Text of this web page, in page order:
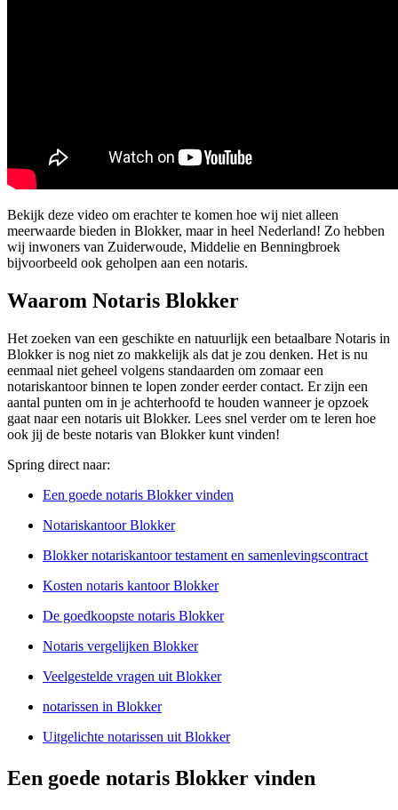
Bekijk deze video om erachter te komen hoe wij niet alleen
meerwaarde bieden in Blokker, maar in heel Nederland! Zo hebben
wij inwoners van Zuiderwoude, Middelie en Benningbroek
bijvoorbeeld ook geholpen aan een notaris.
Waarom Notaris Blokker
Het zoeken van een geschikte en natuurlijk een betaalbare Notaris in
Blokker is nog niet zo makkelijk als dat je zou denken. Het is nu
eenmaal niet geheel volgens standaarden om zomaar een
notariskantoor binnen te lopen zonder eerder contact. Er zijn een
aantal punten om in je achterhoofd te houden wanneer je opzoek
gaat naar een notaris uit Blokker. Lees snel verder om te leren hoe
ook jij de beste notaris van Blokker kunt vinden!
Spring direct naar:
Een goede notaris Blokker vinden
Notariskantoor Blokker
Blokker notariskantoor testament en samenlevingscontract
Kosten notaris kantoor Blokker
De goedkoopste notaris Blokker
Notaris vergelijken Blokker
Veelgestelde vragen uit Blokker
notarissen in Blokker
Uitgelichte notarissen uit Blokker
Een goede notaris Blokker vinden